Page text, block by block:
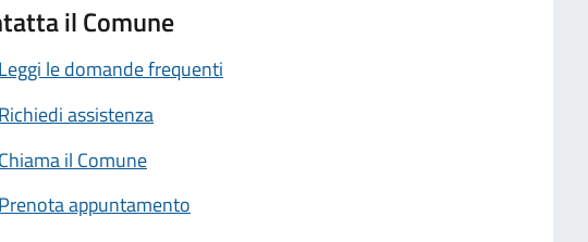
il Comune
le domande frequenti
assistenza
il Comune
appuntamento